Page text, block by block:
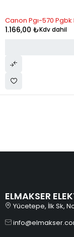
Canon Pgı-570
1.166,00 ₺Kdv dahil
ELMAKSER
Yücetepe, İlk Sk,